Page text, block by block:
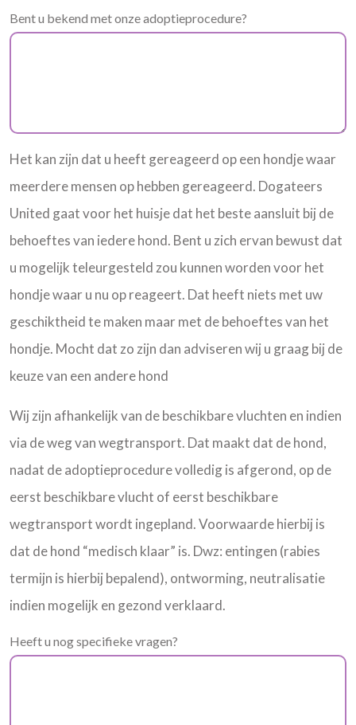
Bent u bekend met onze adoptieprocedure?
Het kan zijn dat u heeft gereageerd op een hondje waar
meerdere mensen op hebben gereageerd. Dogateers
United gaat voor het huisje dat het beste aansluit bij de
behoeftes van iedere hond. Bent u zich ervan bewust dat
u mogelijk teleurgesteld zou kunnen worden voor het
hondje waar u nu op reageert. Dat heeft niets met uw
geschiktheid te maken maar met de behoeftes van het
hondje. Mocht dat zo zijn dan adviseren wij u graag bij de
keuze van een andere hond
Wij zijn afhankelijk van de beschikbare vluchten en indien
via de weg van wegtransport. Dat maakt dat de hond,
nadat de adoptieprocedure volledig is afgerond, op de
eerst beschikbare vlucht of eerst beschikbare
wegtransport wordt ingepland. Voorwaarde hierbij is
dat de hond “medisch klaar” is. Dwz: entingen (rabies
termijn is hierbij bepalend), ontworming, neutralisatie
indien mogelijk en gezond verklaard.
Heeft u nog specifieke vragen?